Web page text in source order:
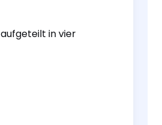
in vier